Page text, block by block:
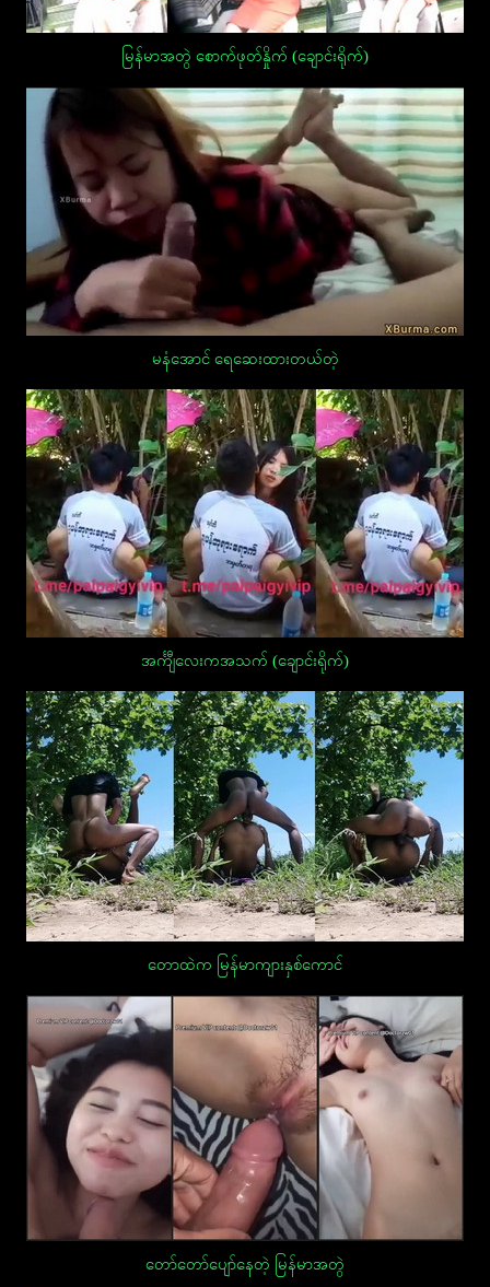
မြန်မာအတွဲ စောက်ဖုတ်နှိုက် (ချောင်းရိုက်)
မနံအောင် ရေဆေးထားတယ်တဲ့
အင်္ကျီလေးကအသက် (ချောင်းရိုက်)
တောထဲက မြန်မာကျားနှစ်ကောင်
တော်တော်ပျော်နေတဲ့ မြန်မာအတွဲ